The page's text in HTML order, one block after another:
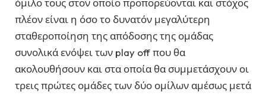
όμιλο τους στον οποίο προπορεύονται και στόχος
πλέον είναι η όσο το δυνατόν μεγαλύτερη
σταθεροποίηση της απόδοσης της ομάδας
συνολικά ενόψει των play off που θα
ακολουθήσουν και στα οποία θα συμμετάσχουν οι
τρεις πρώτες ομάδες των δύο ομίλων αμέσως μετά